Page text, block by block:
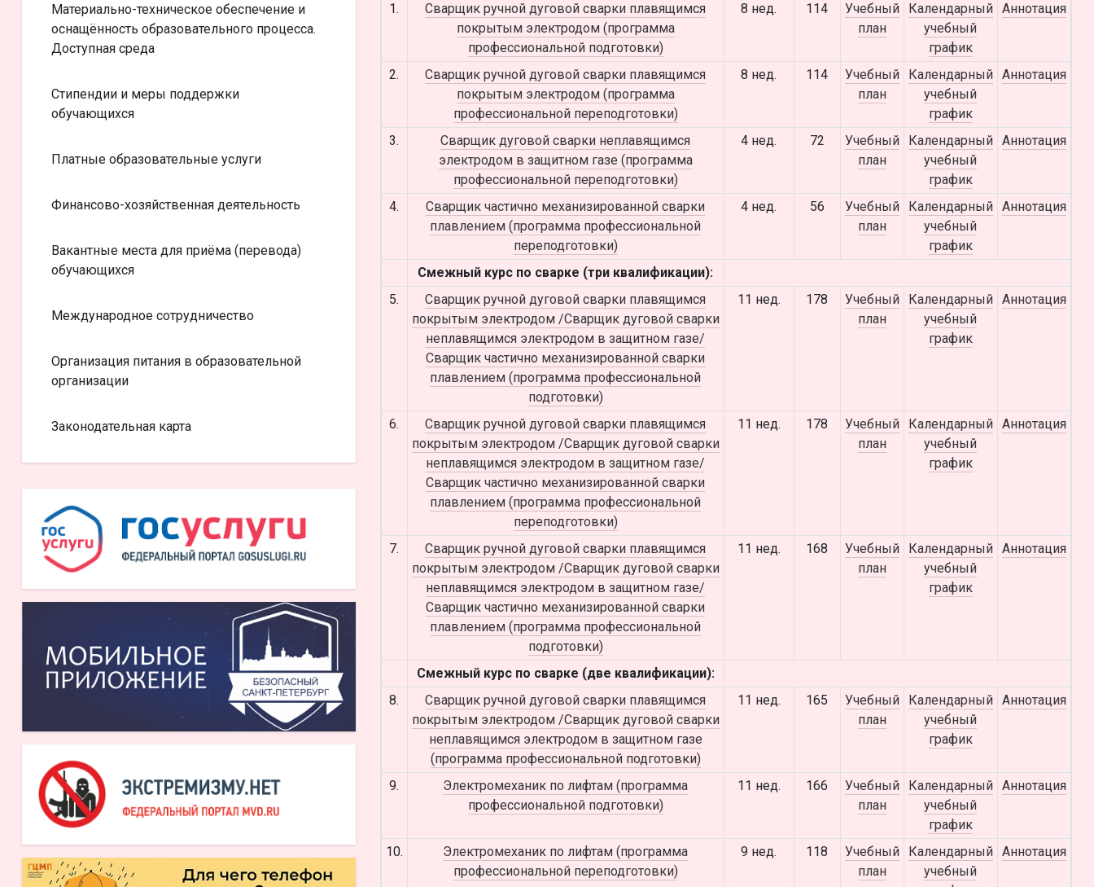
Материально-техническое обеспечение и
оснащённость образовательного процесса.
Доступная среда
Стипендии и меры поддержки
обучающихся
Платные образовательные услуги
Финансово-хозяйственная деятельность
Вакантные места для приёма (перевода)
обучающихся
Международное сотрудничество
Организация питания в образовательной
организации
Законодательная карта
1.
Сварщик ручной дуговой сварки плавящимся
покрытым электродом (программа
профессиональной подготовки)
8 нед. 114
Учебный
план
Календарный
учебный
график
Аннотация
2.
Сварщик ручной дуговой сварки плавящимся
покрытым электродом (программа
профессиональной переподготовки)
8 нед. 114
Учебный
план
Календарный
учебный
график
Аннотация
3.
Сварщик дуговой сварки неплавящимся
электродом в защитном газе (программа
профессиональной переподготовки)
4 нед. 72
Учебный
план
Календарный
учебный
график
Аннотация
4.
Сварщик частично механизированной сварки
плавлением (программа профессиональной
переподготовки)
4 нед. 56
Учебный
план
Календарный
учебный
график
Аннотация
Смежный курс по сварке (три квалификации):
5.
Сварщик ручной дуговой сварки плавящимся
покрытым электродом /Сварщик дуговой сварки
неплавящимся электродом в защитном газе/
Сварщик частично механизированной сварки
плавлением (программа профессиональной
подготовки)
11 нед. 178
Учебный
план
Календарный
учебный
график
Аннотация
6.
Сварщик ручной дуговой сварки плавящимся
покрытым электродом /Сварщик дуговой сварки
неплавящимся электродом в защитном газе/
Сварщик частично механизированной сварки
плавлением (программа профессиональной
переподготовки)
11 нед. 178
Учебный
план
Календарный
учебный
график
Аннотация
7.
Сварщик ручной дуговой сварки плавящимся
покрытым электродом /Сварщик дуговой сварки
неплавящимся электродом в защитном газе/
Сварщик частично механизированной сварки
плавлением (программа профессиональной
подготовки)
11 нед. 168
Учебный
план
Календарный
учебный
график
Аннотация
Смежный курс по сварке (две квалификации):
8.
Сварщик ручной дуговой сварки плавящимся
покрытым электродом /Сварщик дуговой сварки
неплавящимся электродом в защитном газе
(программа профессиональной подготовки)
11 нед. 165
Учебный
план
Календарный
учебный
график
Аннотация
9.
Электромеханик по лифтам (программа
профессиональной подготовки)
11 нед. 166
Учебный
план
Календарный
учебный
график
Аннотация
10.
Электромеханик по лифтам (программа
профессиональной переподготовки)
9 нед. 118
Учебный
план
Календарный
учебный
Аннотация